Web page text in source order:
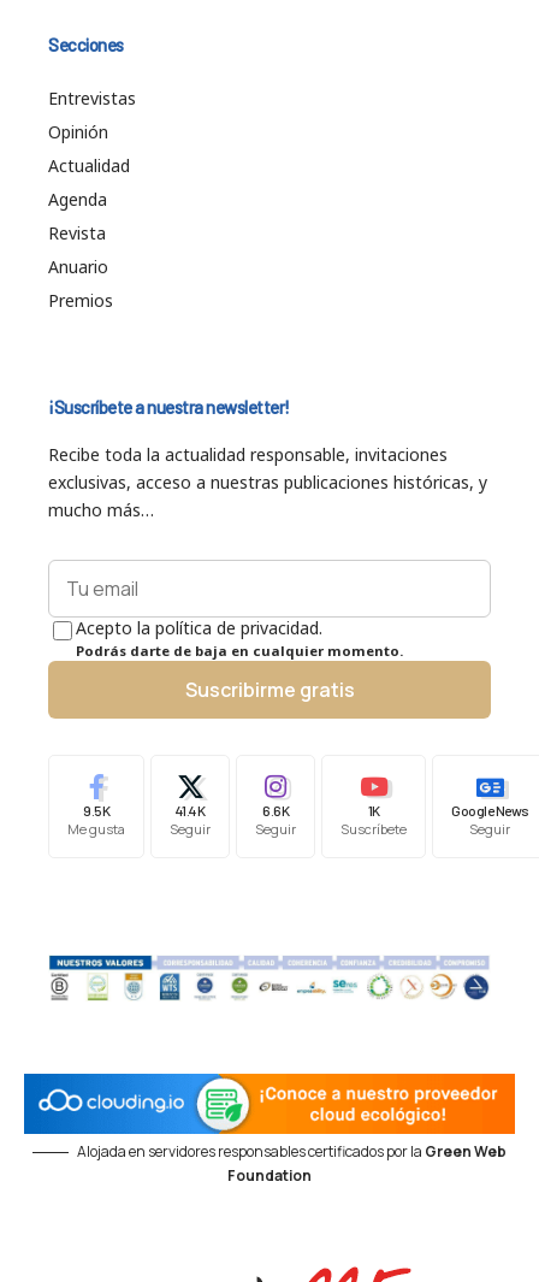
Secciones
Entrevistas
Opinión
Actualidad
Agenda
Revista
Anuario
Premios
¡Suscríbete a nuestra newsletter!
Recibe toda la actualidad responsable, invitaciones
exclusivas, acceso a nuestras publicaciones históricas, y
mucho más…
Acepto la política de privacidad.
Podrás darte de baja en cualquier momento.
Suscribirme gratis
9.5K
Me gusta
41.4K
Seguir
6.6K
Seguir
1K
Suscríbete
Google News
Seguir
Alojada en servidores responsables certificados por la Green Web
Foundation